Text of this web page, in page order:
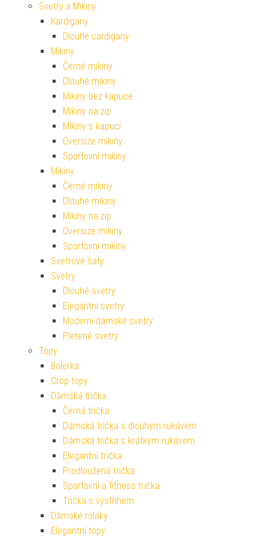
Svetry a Mikiny
Kardigany
Dlouhé cardigany
Mikiny
Černé mikiny
Dlouhé mikiny
Mikiny bez kapuce
Mikiny na zip
Mikiny s kapucí
Oversize mikiny
Sportovní mikiny
Mikiny
Černé mikiny
Dlouhé mikiny
Mikiny na zip
Oversize mikiny
Sportovní mikiny
Svetrové šaty
Svetry
Dlouhé svetry
Elegantní svetry
Moderní dámské svetry
Pletené svetry
Topy
Bolerka
Crop topy
Dámská trička
Černá trička
Dámská trička s dlouhým rukávem
Dámská trička s krátkým rukávem
Elegantní trička
Prodloužená trička
Sportovní a fitness trička
Trička s výstřihem
Dámské roláky
Elegantní topy